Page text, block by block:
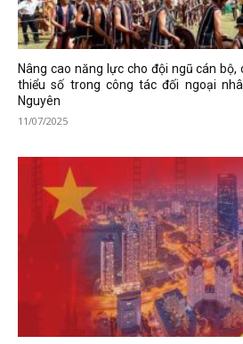
Nâng cao năng lực cho đội ngũ cán
thiểu số trong công tác đối ngoại
Nguyên
11/07/2025